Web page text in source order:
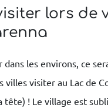
lors de
les environs, ce
villes visiter au Lac de
tête) ! Le village est